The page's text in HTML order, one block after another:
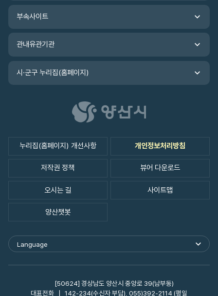
부속사이트
관내유관기관
시·군구 누리집(홈페이지)
누리집(홈페이지) 개선사항 개인정보처리방침
저작권 정책 뷰어 다운로드
오시는 길 사이트맵
양산챗봇
Language
외
어
[50624] 경상남도 양산시 중앙로 39(남부동)
대표전화
142-234(수신자 부담), 055)392-2114 (평일